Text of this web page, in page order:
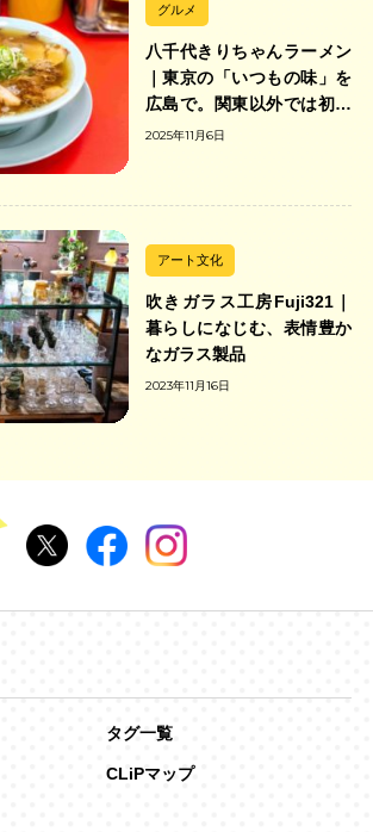
グルメ
八千代きりちゃんラーメン
｜東京の「いつもの味」を
広島で。関東以外では初の
「ちゃんのれん組合」加盟
2025年11月6日
アート文化
吹きガラス工房Fuji321｜
暮らしになじむ、表情豊か
なガラス製品
2023年11月16日
タグ一覧
CLiPマップ